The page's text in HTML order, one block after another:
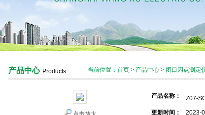
产品中心 Products 当前位置： 首页 > 产品中心 > 闭口闪点测定
产品名称： Z07-
更新时间：
2023-